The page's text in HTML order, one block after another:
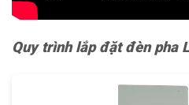
Quy trình lắp đặt đèn pha